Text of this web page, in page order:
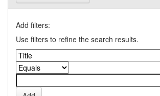
Add filters:
Use filters to refine the search results.